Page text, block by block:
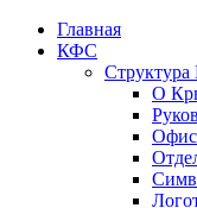
Главная
КФС
О